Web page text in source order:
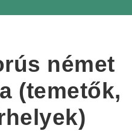
német
(temetők,